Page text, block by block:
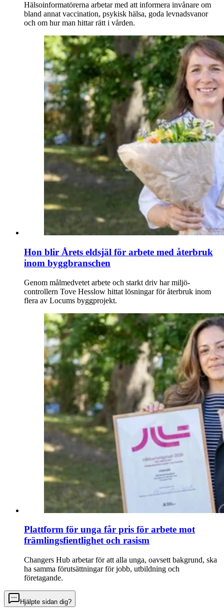
Hälso­informatörerna arbetar med att informera invånare om
bland annat vaccination, psykisk hälsa, goda levnadsvanor
och om hur man hittar rätt i vården.
Hon blir Årets eldsjäl för arbete med återbruk
inom byggbranschen
Genom målmedvetet arbete och starkt driv har miljö­
controllern Tove Hesslow hittat lösningar för återbruk inom
flera av Locums byggprojekt.
Plattform för unga får pris för arbete mot
främlingsfientlighet och rasism
Changers Hub arbetar för att alla unga, oavsett bakgrund, ska
ha samma förut­sättningar för jobb, utbildning och
företagande.
Hjälpte sidan dig?